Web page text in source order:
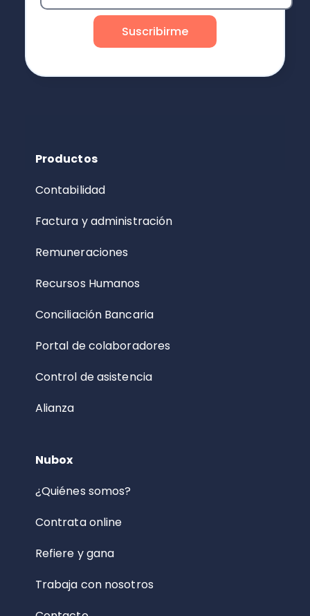
Productos
Contabilidad
Factura y administración
Remuneraciones
Recursos Humanos
Conciliación Bancaria
Portal de colaboradores
Control de asistencia
Alianza
Nubox
¿Quiénes somos?
Contrata online
Refiere y gana
Trabaja con nosotros